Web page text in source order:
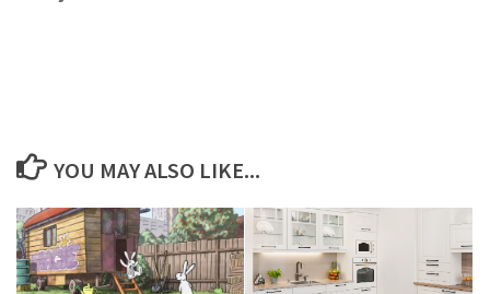
YOU MAY ALSO LIKE...